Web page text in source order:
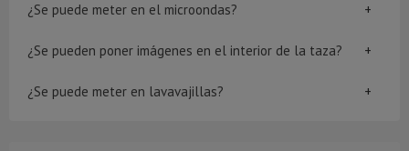
¿Se puede meter en el microondas?
¿Se pueden poner imágenes en el interior de la taza?
¿Se puede meter en lavavajillas?